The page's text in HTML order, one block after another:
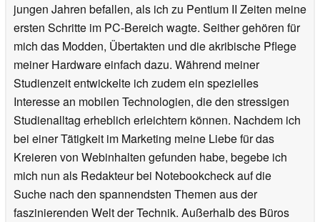
jungen Jahren befallen, als ich zu Pentium II Zeiten meine
ersten Schritte im PC-Bereich wagte. Seither gehören für
mich das Modden, Übertakten und die akribische Pflege
meiner Hardware einfach dazu. Während meiner
Studienzeit entwickelte ich zudem ein spezielles
Interesse an mobilen Technologien, die den stressigen
Studienalltag erheblich erleichtern können. Nachdem ich
bei einer Tätigkeit im Marketing meine Liebe für das
Kreieren von Webinhalten gefunden habe, begebe ich
mich nun als Redakteur bei Notebookcheck auf die
Suche nach den spannendsten Themen aus der
faszinierenden Welt der Technik. Außerhalb des Büros